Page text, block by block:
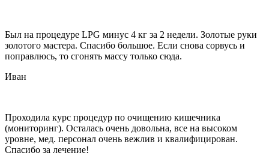
Был на процедуре LPG минус 4 кг за 2 недели. Золотые руки
золотого мастера. Спасибо большое. Если снова сорвусь и
поправлюсь, то сгонять массу только сюда.
Иван
Проходила курс процедур по очищению кишечника
(мониторинг). Осталась очень довольна, все на высоком
уровне, мед. персонал очень вежлив и квалифицирован.
Спасибо за лечение!